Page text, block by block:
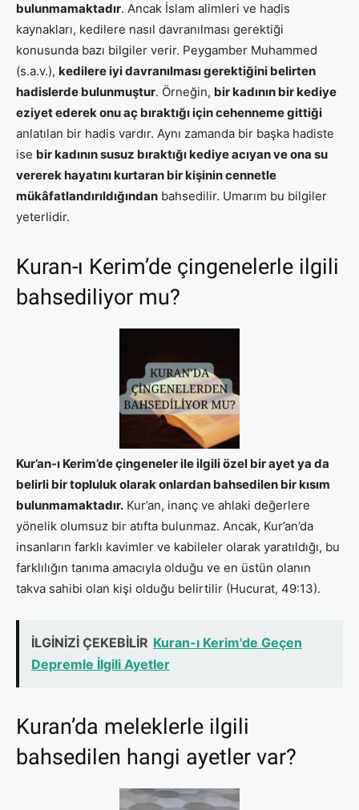
bulunmamaktadır. Ancak İslam alimleri ve hadis
kaynakları, kedilere nasıl davranılması gerektiği
konusunda bazı bilgiler verir. Peygamber Muhammed
(s.a.v.), kedilere iyi davranılması gerektiğini belirten
hadislerde bulunmuştur. Örneğin, bir kadının bir kediye
eziyet ederek onu aç bıraktığı için cehenneme gittiği
anlatılan bir hadis vardır. Aynı zamanda bir başka hadiste
ise bir kadının susuz bıraktığı kediye acıyan ve ona su
vererek hayatını kurtaran bir kişinin cennetle
mükâfatlandırıldığından bahsedilir. Umarım bu bilgiler
yeterlidir.
Kuran-ı Kerim’de çingenelerle ilgili
bahsediliyor mu?
Kur’an-ı Kerim’de çingeneler ile ilgili özel bir ayet ya da
belirli bir topluluk olarak onlardan bahsedilen bir kısım
bulunmamaktadır. Kur’an, inanç ve ahlaki değerlere
yönelik olumsuz bir atıfta bulunmaz. Ancak, Kur’an’da
insanların farklı kavimler ve kabileler olarak yaratıldığı, bu
farklılığın tanıma amacıyla olduğu ve en üstün olanın
takva sahibi olan kişi olduğu belirtilir (Hucurat, 49:13).
İLGİNİZİ ÇEKEBİLİR Kuran-ı Kerim'de Geçen
Depremle İlgili Ayetler
Kuran’da meleklerle ilgili
bahsedilen hangi ayetler var?